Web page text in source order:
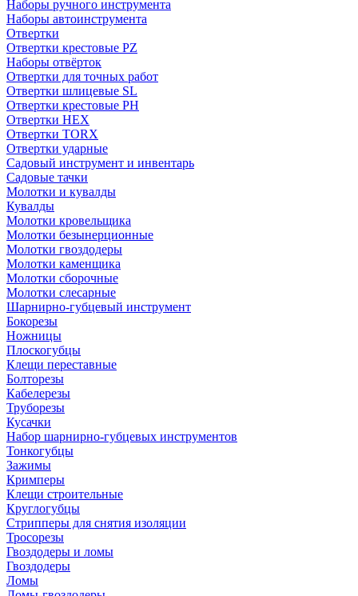
Наборы ручного инструмента
Наборы автоинструмента
Отвертки
Отвертки крестовые PZ
Наборы отвёрток
Отвертки для точных работ
Отвертки шлицевые SL
Отвертки крестовые PH
Отвертки HEX
Отвертки TORX
Отвертки ударные
Садовый инструмент и инвентарь
Садовые тачки
Молотки и кувалды
Кувалды
Молотки кровельщика
Молотки безынерционные
Молотки гвоздодеры
Молотки каменщика
Молотки сборочные
Молотки слесарные
Шарнирно-губцевый инструмент
Бокорезы
Ножницы
Плоскогубцы
Клещи переставные
Болторезы
Кабелерезы
Труборезы
Кусачки
Набор шарнирно-губцевых инструментов
Тонкогубцы
Зажимы
Кримперы
Клещи строительные
Круглогубцы
Стрипперы для снятия изоляции
Тросорезы
Гвоздодеры и ломы
Гвоздодеры
Ломы